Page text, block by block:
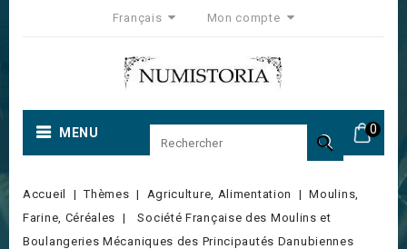
Français Mon compte
0
MENU 
Accueil Thèmes Agriculture, Alimentation
Moulins,
Farine, Céréales
Société Française des Moulins et
Boulangeries Mécaniques des Principautés Danubiennes